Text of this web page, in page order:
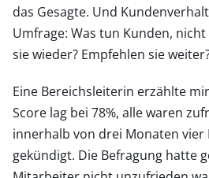
das Gesagte. Und
Umfrage: Was tun Kunden, nicht
sie wieder? Empfehlen sie
Eine Bereichsleiterin erzählte
Score lag bei 78%, alle waren
innerhalb von drei Monaten vier
gekündigt. Die Befragung hatte